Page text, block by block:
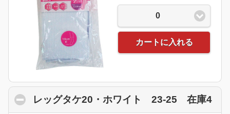
0
カートに入れる
レッグタケ20・ホワイト 23-25 在庫4